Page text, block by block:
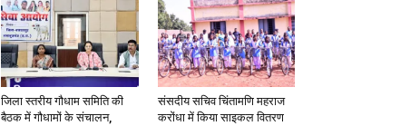
जिला स्तरीय गौधाम समिति की
बैठक में गौधामों के संचालन,
संसदीय सचिव चिंतामणि महराज
करोंधा में किया साइकल वितरण